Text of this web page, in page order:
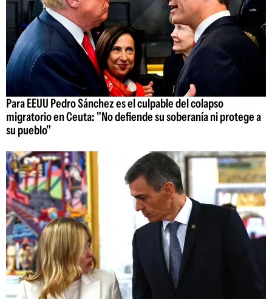
Para EEUU Pedro Sánchez es el culpable del colapso
migratorio en Ceuta: "No defiende su soberanía ni protege a
su pueblo"